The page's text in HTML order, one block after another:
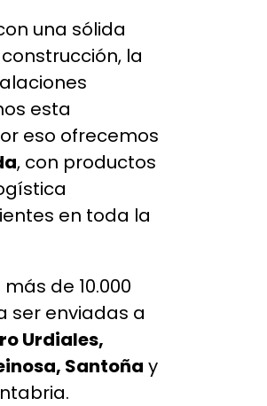
una sólida
la
esta
eso ofrecemos
, con productos
en toda la
de 10.000
ser enviadas a
Urdiales,
Santoña y